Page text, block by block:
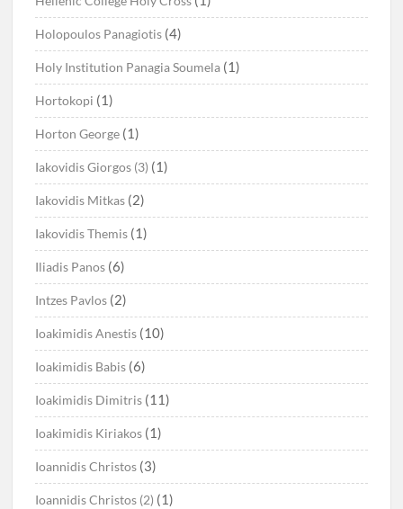
Holopoulos Panagiotis (4)
Holy Institution Panagia Soumela (1)
Hortokopi (1)
Horton George (1)
Iakovidis Giorgos (3) (1)
Iakovidis Mitkas (2)
Iakovidis Themis (1)
Iliadis Panos (6)
Intzes Pavlos (2)
Ioakimidis Anestis (10)
Ioakimidis Babis (6)
Ioakimidis Dimitris (11)
Ioakimidis Kiriakos (1)
Ioannidis Christos (3)
Ioannidis Christos (2) (1)